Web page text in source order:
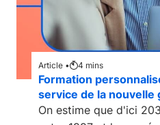
Article • 4 mins
Formation
service de la
On estime que d'ici